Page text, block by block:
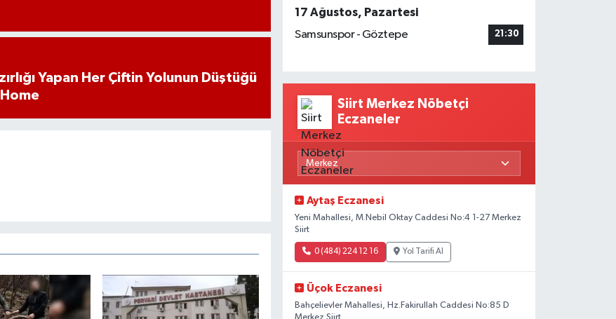
Yapan Her Çiftin Yolunun Düştüğü
17 Ağustos, Pazartesi
Samsunspor - Göztepe
21:30
Siirt Merkez Nöbetçi
Eczaneler
Aytaş Eczanesi
Yeni Mahallesi, M.Nebil Oktay Caddesi No:4 1-27 Merkez
Siirt
0 (484) 224 12 16 Yol Tarifi Al
Üçok Eczanesi
Bahçelievler Mahallesi, Hz.Fakirullah Caddesi No:85 D